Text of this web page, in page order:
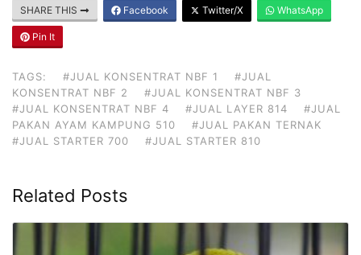
SHARE THIS Facebook Twitter/X WhatsApp
Pin It
TAGS: #JUAL KONSENTRAT NBF 1
#JUAL
KONSENTRAT NBF 2
#JUAL KONSENTRAT NBF 3
#JUAL KONSENTRAT NBF 4
#JUAL LAYER 814
#JUAL
PAKAN AYAM KAMPUNG 510
#JUAL PAKAN TERNAK
#JUAL STARTER 700
#JUAL STARTER 810
Related Posts